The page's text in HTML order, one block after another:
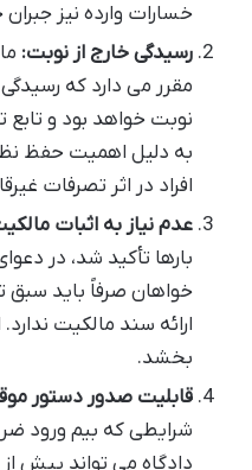
خسارات وارده نیز
رسیدگی خارج از نوبت:
مقرر می دارد که
نوبت خواهد بود و
به دلیل اهمیت حفظ
افراد در اثر تصرفات
عدم نیاز به اثبات
بارها تأکید شد، در
خواهان صرفاً باید سبق
ارائه سند مالکیت
بخشد.
قابلیت صدور دستور
شرایطی که بیم ورود
دادگاه می تواند پیش